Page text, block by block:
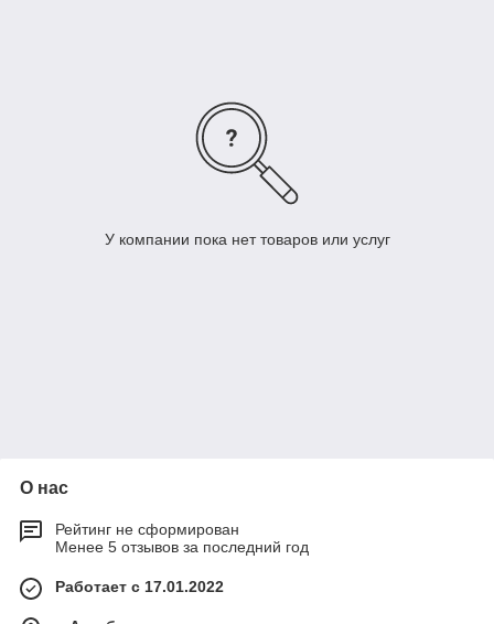
У компании пока нет товаров или услуг
О нас
Рейтинг не сформирован
Менее 5 отзывов за последний год
Работает с 17.01.2022